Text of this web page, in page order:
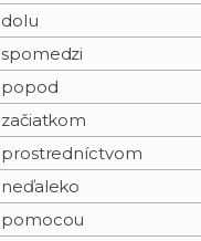
dolu
spomedzi
popod
začiatkom
prostredníctvom
neďaleko
pomocou